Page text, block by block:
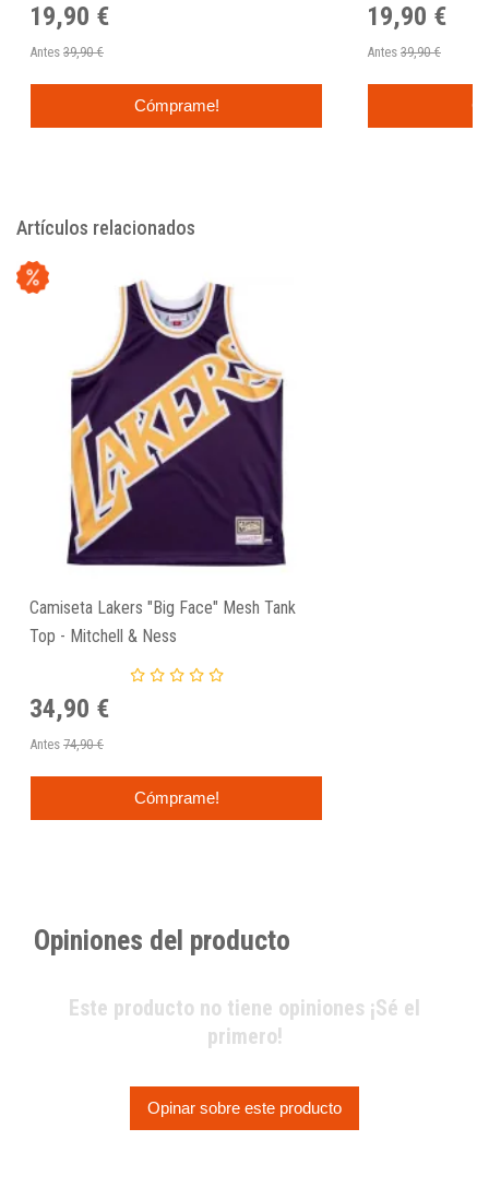
19,90 €
Antes 39,90 €
Cómprame!
19,90 €
Antes 39,90 €
Artículos relacionados
Camiseta Lakers "Big Face" Mesh Tank
Top - Mitchell & Ness
34,90 €
Antes 74,90 €
Cómprame!
Opiniones del producto
Este producto no tiene opiniones ¡Sé el
primero!
Opinar sobre este producto